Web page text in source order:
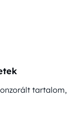
tartalom,